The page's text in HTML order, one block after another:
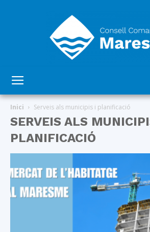
del
Maresme
Inici Serveis als municipis i planificació
SERVEIS ALS
PLANIFICACIÓ